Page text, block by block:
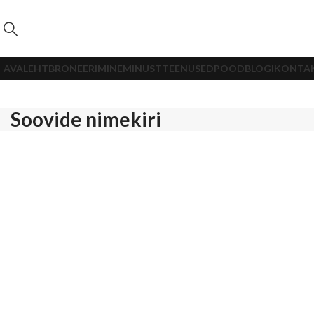
AVALEHTBRONEERIMINEMINUSTTEENUSEDPOODBLOGI
Soovide nimekiri